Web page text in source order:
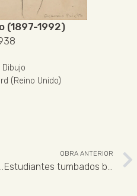
(1897-1992)
Dibujo
(Reino Unido)
con pareja
OBRA ANTERIOR
Estudiantes tumbados bajo un árbol